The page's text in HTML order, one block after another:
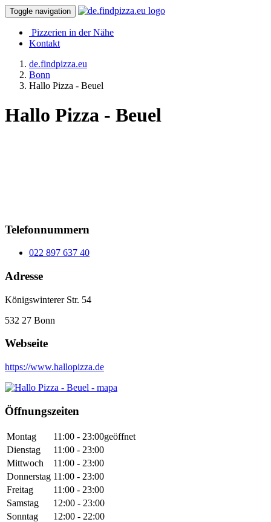
Toggle navigation
Pizzerien in der Nähe
Kontakt
de.findpizza.eu
Bonn
Hallo Pizza - Beuel
Hallo Pizza - Beuel
Telefonnummern
022 897 637 40
Adresse
Königswinterer Str. 54
532 27 Bonn
Webseite
https://www.hallopizza.de
Öffnungszeiten
Montag 11:00 - 23:00geöffnet
Dienstag
11:00 - 23:00
Mittwoch
11:00 - 23:00
Donnerstag 11:00 - 23:00
Freitag
11:00 - 23:00
Samstag
12:00 - 23:00
Sonntag
12:00 - 22:00